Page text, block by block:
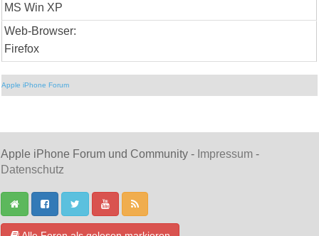
MS Win XP
Web-Browser:
Firefox
Apple iPhone Forum
Apple iPhone Forum und Community - Impressum -
Datenschutz